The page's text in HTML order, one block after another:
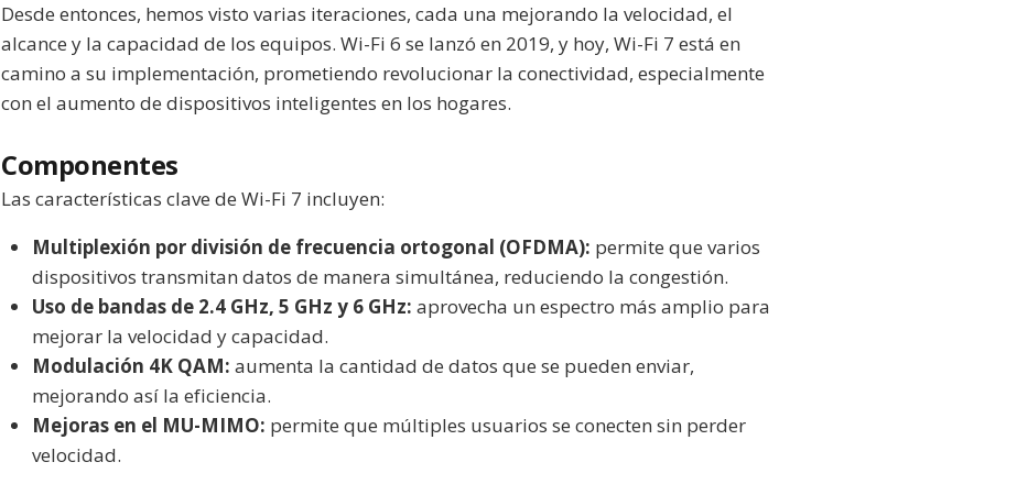
Desde entonces, hemos visto varias iteraciones, cada una mejorando la velocidad, el
alcance y la capacidad de los equipos. Wi-Fi 6 se lanzó en 2019, y hoy, Wi-Fi 7 está en
camino a su implementación, prometiendo revolucionar la conectividad, especialmente
con el aumento de dispositivos inteligentes en los hogares.
Componentes
Las características clave de Wi-Fi 7 incluyen:
Multiplexión por división de frecuencia ortogonal (OFDMA): permite que varios
dispositivos transmitan datos de manera simultánea, reduciendo la congestión.
Uso de bandas de 2.4 GHz, 5 GHz y 6 GHz: aprovecha un espectro más amplio para
mejorar la velocidad y capacidad.
Modulación 4K QAM: aumenta la cantidad de datos que se pueden enviar,
mejorando así la eficiencia.
Mejoras en el MU-MIMO: permite que múltiples usuarios se conecten sin perder
velocidad.